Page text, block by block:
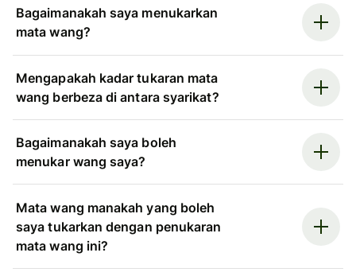
Bagaimanakah saya menukarkan
mata wang?
Mengapakah kadar tukaran mata
wang berbeza di antara syarikat?
Bagaimanakah saya boleh
menukar wang saya?
Mata wang manakah yang boleh
saya tukarkan dengan penukaran
mata wang ini?